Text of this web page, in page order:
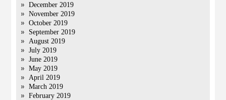
December 2019
November 2019
October 2019
September 2019
August 2019
July 2019
June 2019
May 2019
April 2019
March 2019
February 2019